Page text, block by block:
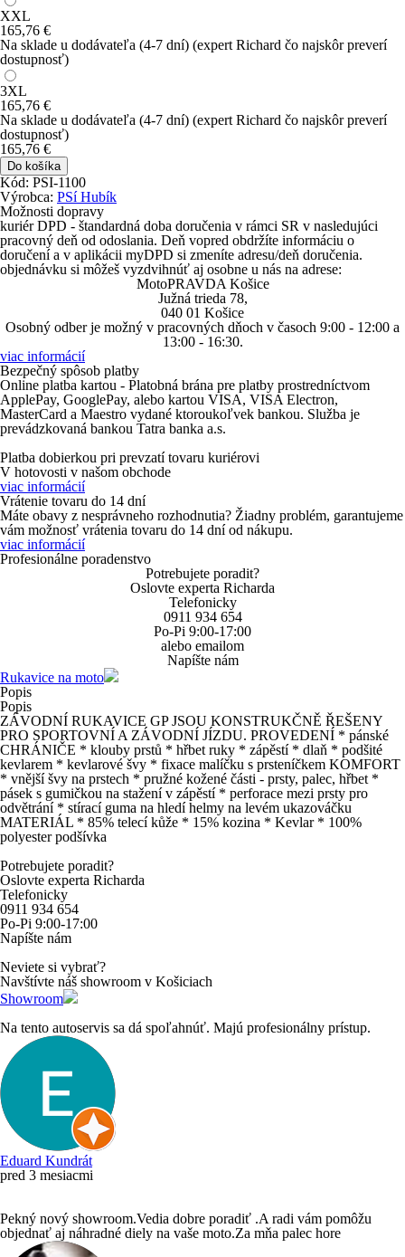
XXL
165,76 €
Na sklade u dodávateľa (4-7 dní) (expert Richard čo najskôr preverí
dostupnosť)
3XL
165,76 €
Na sklade u dodávateľa (4-7 dní) (expert Richard čo najskôr preverí
dostupnosť)
165,76 €
Do košíka
Kód: PSI-1100
Výrobca: PSí Hubík
Možnosti dopravy
kuriér DPD - štandardná doba doručenia v rámci SR v nasledujúci
pracovný deň od odoslania. Deň vopred obdržíte informáciu o
doručení a v aplikácii myDPD si zmeníte adresu/deň doručenia.
objednávku si môžeš vyzdvihnúť aj osobne u nás na adrese:
MotoPRAVDA Košice
Južná trieda 78,
040 01 Košice
Osobný odber je možný v pracovných dňoch v časoch 9:00 - 12:00 a
13:00 - 16:30.
viac informácií
Bezpečný spôsob platby
Online platba kartou - Platobná brána pre platby prostredníctvom
ApplePay, GooglePay, alebo kartou VISA, VISA Electron,
MasterCard a Maestro vydané ktoroukoľvek bankou. Služba je
prevádzkovaná bankou Tatra banka a.s.
Platba dobierkou pri prevzatí tovaru kuriérovi
V hotovosti v našom obchode
viac informácií
Vrátenie tovaru do 14 dní
Máte obavy z nesprávneho rozhodnutia? Žiadny problém, garantujeme
vám možnosť vrátenia tovaru do 14 dní od nákupu.
viac informácií
Profesionálne poradenstvo
Potrebujete poradit?
Oslovte experta Richarda
Telefonicky
0911 934 654
Po-Pi 9:00-17:00
alebo emailom
Napíšte nám
Rukavice na moto
Popis
Popis
ZÁVODNÍ RUKAVICE GP JSOU KONSTRUKČNĚ ŘEŠENY
PRO SPORTOVNÍ A ZÁVODNÍ JÍZDU. PROVEDENÍ * pánské
CHRÁNIČE * klouby prstů * hřbet ruky * zápěstí * dlaň * podšité
kevlarem * kevlarové švy * fixace malíčku s prsteníčkem KOMFORT
* vnější švy na prstech * pružné kožené části - prsty, palec, hřbet *
pásek s gumičkou na stažení v zápěstí * perforace mezi prsty pro
odvětrání * stírací guma na hledí helmy na levém ukazováčku
MATERIÁL * 85% telecí kůže * 15% kozina * Kevlar * 100%
polyester podšívka
Potrebujete poradit?
Oslovte experta Richarda
Telefonicky
0911 934 654
Po-Pi 9:00-17:00
Napíšte nám
Neviete si vybrať?
Navštívte náš showroom v Košiciach
Showroom
Na tento autoservis sa dá spoľahnúť. Majú profesionálny prístup.
Eduard Kundrát
pred 3 mesiacmi
Pekný nový showroom.Vedia dobre poradiť .A radi vám pomôžu
objednať aj náhradné diely na vaše moto.Za mňa palec hore